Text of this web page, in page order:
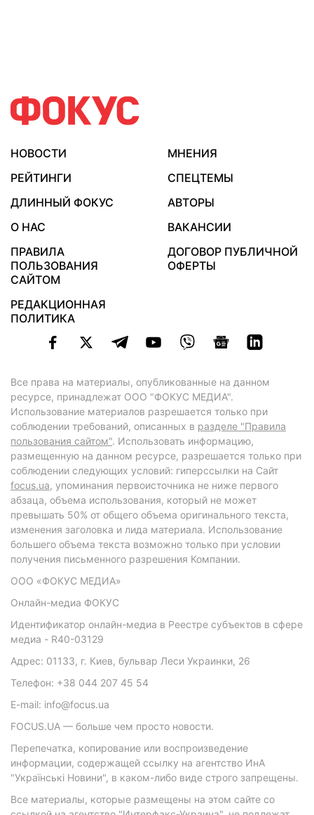
НОВОСТИ
МНЕНИЯ
РЕЙТИНГИ
СПЕЦТЕМЫ
ДЛИННЫЙ ФОКУС
АВТОРЫ
О НАС
ВАКАНСИИ
ПРАВИЛА
ПОЛЬЗОВАНИЯ
САЙТОМ
ДОГОВОР ПУБЛИЧНОЙ
ОФЕРТЫ
РЕДАКЦИОННАЯ
ПОЛИТИКА
Все права на материалы, опубликованные на данном
ресурсе, принадлежат ООО "ФОКУС МЕДИА".
Использование материалов разрешается только при
соблюдении требований, описанных в разделе "Правила
пользования сайтом". Использовать информацию,
размещенную на данном ресурсе, разрешается только при
соблюдении следующих условий: гиперссылки на Сайт
focus.ua, упоминания первоисточника не ниже первого
абзаца, объема использования, который не может
превышать 50% от общего объема оригинального текста,
изменения заголовка и лида материала. Использование
большего объема текста возможно только при условии
получения письменного разрешения Компании.
ООО «ФОКУС МЕДИА»
Онлайн-медиа ФОКУС
Идентификатор онлайн-медиа в Реестре субъектов в сфере
медиа - R40-03129
Адрес: 01133, г. Киев, бульвар Леси Украинки, 26
Телефон: +38 044 207 45 54
E-mail: info@focus.ua
FOCUS.UA — больше чем просто новости.
Перепечатка, копирование или воспроизведение
информации, содержащей ссылку на агентство ИнА
"Українські Новини", в каком-либо виде строго запрещены.
Все материалы, которые размещены на этом сайте со